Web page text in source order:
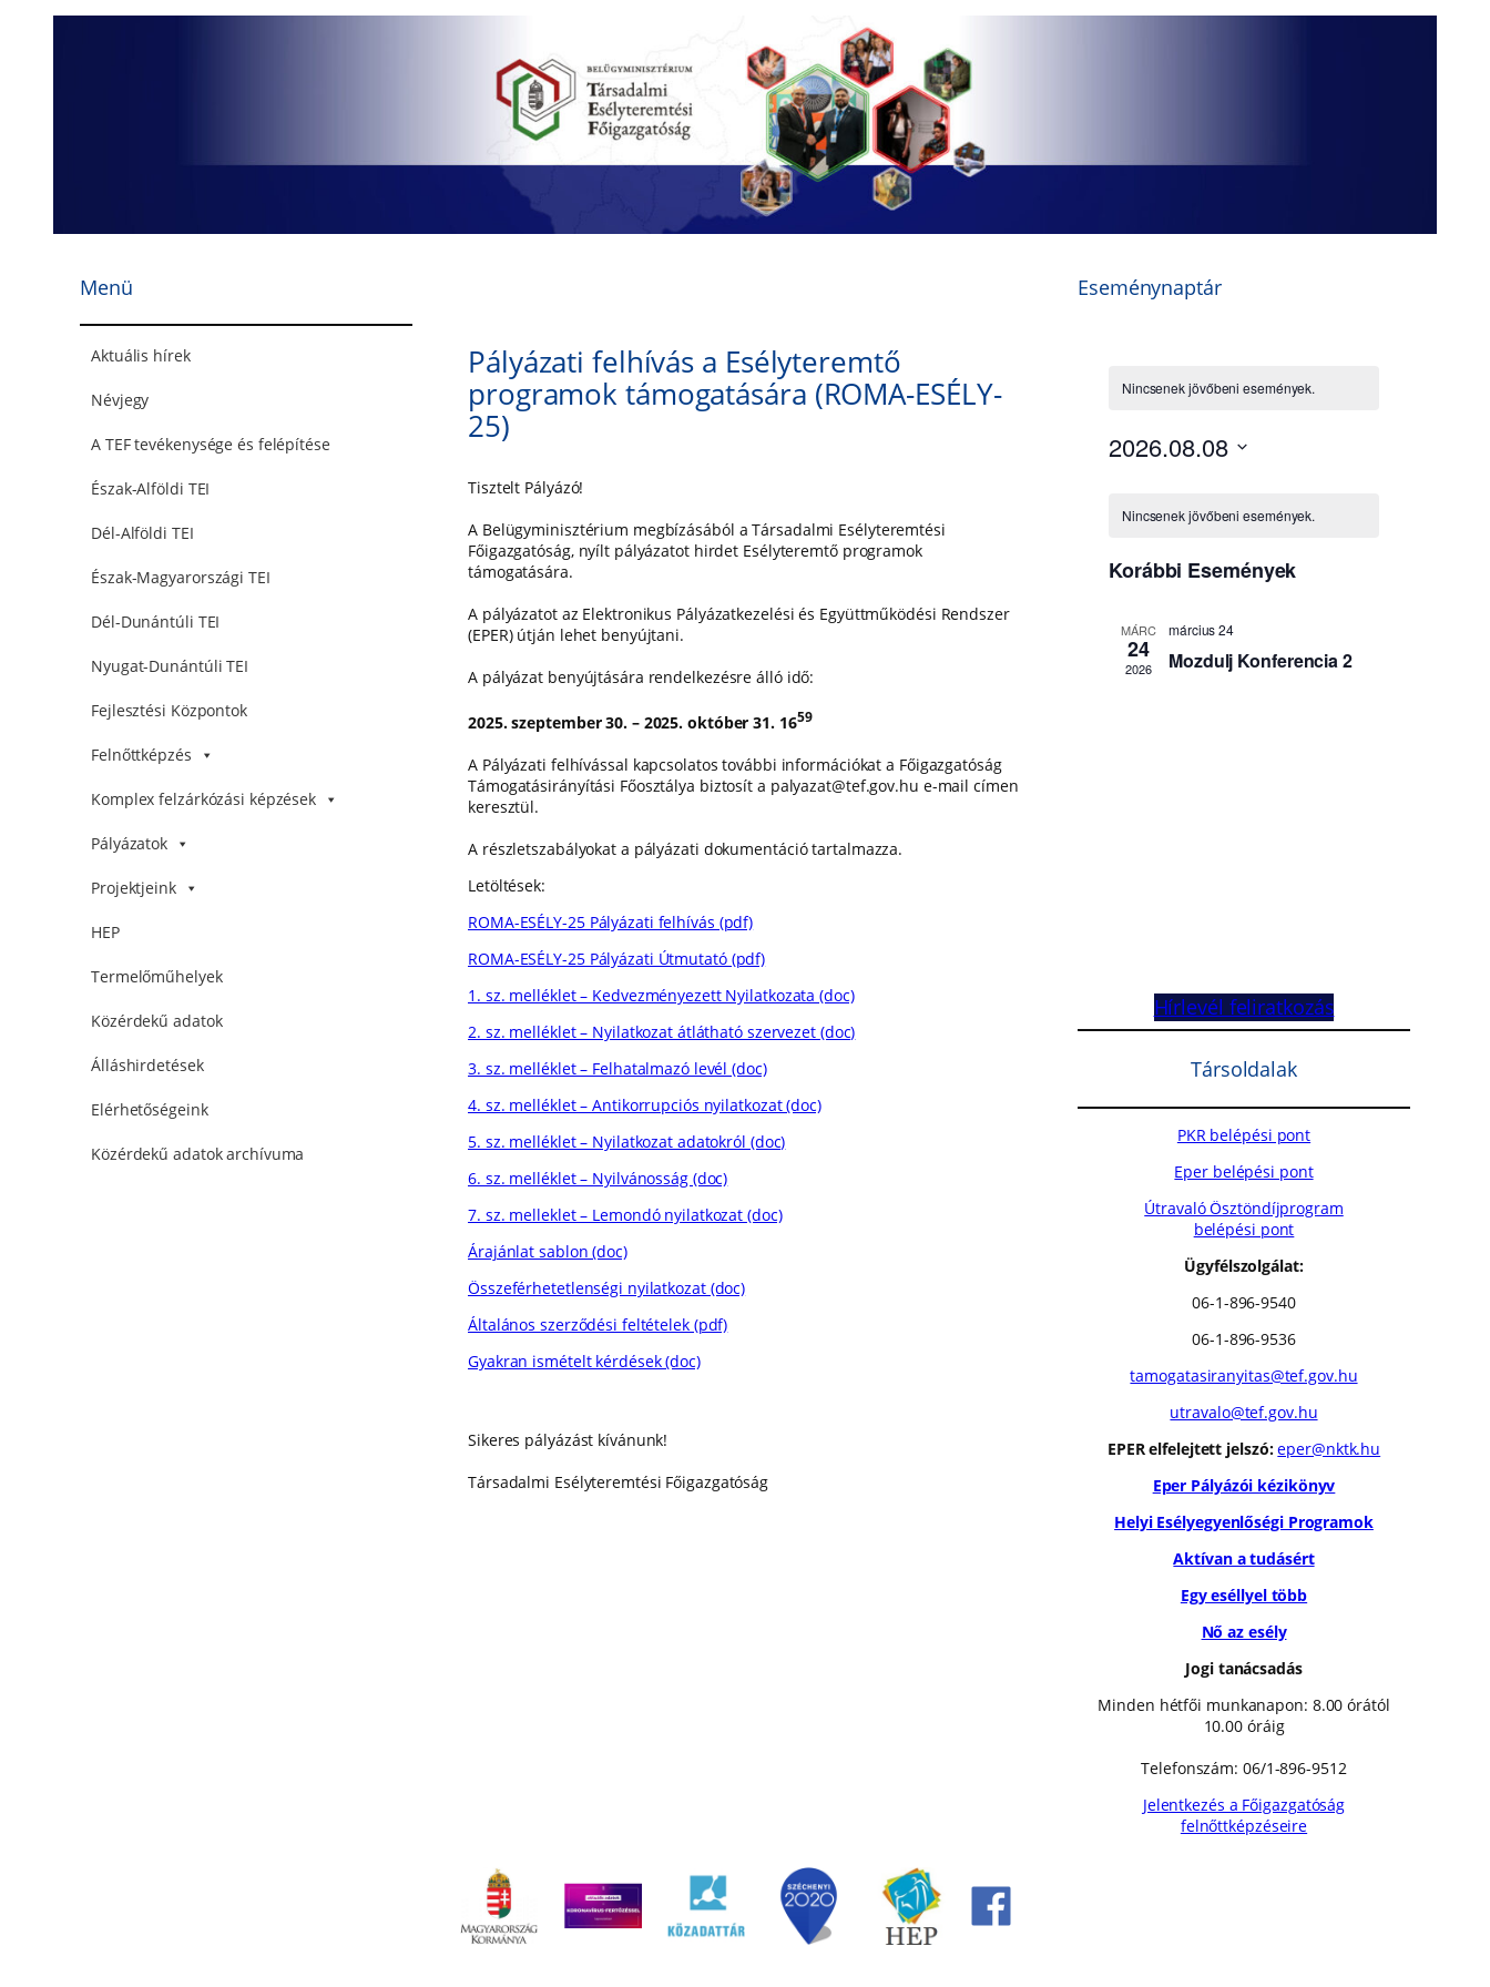
Menü
Aktuális hírek
Névjegy
A TEF tevékenysége és felépítése
Észak-Alföldi TEI
Dél-Alföldi TEI
Észak-Magyarországi TEI
Dél-Dunántúli TEI
Nyugat-Dunántúli TEI
Fejlesztési Központok
Felnőttképzés
Komplex felzárkózási képzések
Pályázatok
Projektjeink
HEP
Termelőműhelyek
Közérdekű adatok
Álláshirdetések
Elérhetőségeink
Közérdekű adatok archívuma
Pályázati felhívás a Esélyteremtő
programok támogatására (ROMA-ESÉLY-
25)
Tisztelt Pályázó!
A Belügyminisztérium megbízásából a Társadalmi Esélyteremtési
Főigazgatóság, nyílt pályázatot hirdet Esélyteremtő programok
támogatására.
A pályázatot az Elektronikus Pályázatkezelési és Együttműködési Rendszer
(EPER) útján lehet benyújtani.
A pályázat benyújtására rendelkezésre álló idő:
2025. szeptember 30. – 2025. október 31. 1659
A Pályázati felhívással kapcsolatos további információkat a Főigazgatóság
Támogatásirányítási Főosztálya biztosít a palyazat@tef.gov.hu e-mail címen
keresztül.
A részletszabályokat a pályázati dokumentáció tartalmazza.
Letöltések:
ROMA-ESÉLY-25 Pályázati felhívás (pdf)
ROMA-ESÉLY-25 Pályázati Útmutató (pdf)
1. sz. melléklet – Kedvezményezett Nyilatkozata (doc)
2. sz. melléklet – Nyilatkozat átlátható szervezet (doc)
3. sz. melléklet – Felhatalmazó levél (doc)
4. sz. melléklet – Antikorrupciós nyilatkozat (doc)
5. sz. melléklet – Nyilatkozat adatokról (doc)
6. sz. melléklet – Nyilvánosság (doc)
7. sz. melleklet – Lemondó nyilatkozat (doc)
Árajánlat sablon (doc)
Összeférhetetlenségi nyilatkozat (doc)
Általános szerződési feltételek (pdf)
Gyakran ismételt kérdések (doc)
Sikeres pályázást kívánunk!
Társadalmi Esélyteremtési Főigazgatóság
Eseménynaptár
Hírlevél feliratkozás
Társoldalak
PKR belépési pont
Eper belépési pont
Útravaló Ösztöndíjprogram
belépési pont
Ügyfélszolgálat:
06-1-896-9540
06-1-896-9536
tamogatasiranyitas@tef.gov.hu
utravalo@tef.gov.hu
EPER elfelejtett jelszó: eper@nktk.hu
Eper Pályázói kézikönyv
Helyi Esélyegyenlőségi Programok
Aktívan a tudásért
Egy eséllyel több
Nő az esély
Jogi tanácsadás
Minden hétfői munkanapon: 8.00 órától
10.00 óráig
Telefonszám: 06/1-896-9512
Jelentkezés a Főigazgatóság
felnőttképzéseire